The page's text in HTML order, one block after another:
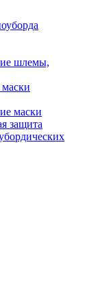
шлемы,
маски
защита